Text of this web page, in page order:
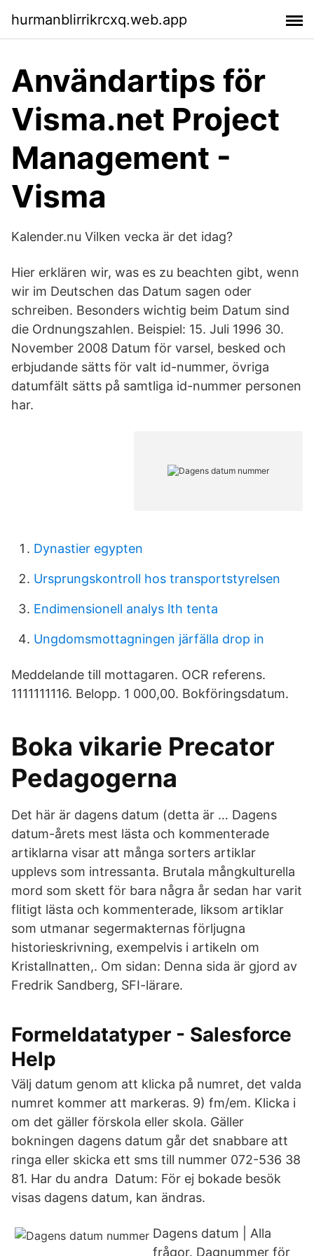
hurmanblirrikrcxq.web.app
Användartips för
Visma.net Project
Management -
Visma
Kalender.nu Vilken vecka är det idag?
Hier erklären wir, was es zu beachten gibt, wenn
wir im Deutschen das Datum sagen oder
schreiben. Besonders wichtig beim Datum sind
die Ordnungszahlen. Beispiel: 15. Juli 1996 30.
November 2008 Datum för varsel, besked och
erbjudande sätts för valt id-nummer, övriga
datumfält sätts på samtliga id-nummer personen
har.
Dynastier egypten
Ursprungskontroll hos transportstyrelsen
Endimensionell analys lth tenta
Ungdomsmottagningen järfälla drop in
Meddelande till mottagaren. OCR referens.
1111111116. Belopp. 1 000,00. Bokföringsdatum.
Boka vikarie Precator
Pedagogerna
Det här är dagens datum (detta är … Dagens
datum-årets mest lästa och kommenterade
artiklarna visar att många sorters artiklar
upplevs som intressanta. Brutala mångkulturella
mord som skett för bara några år sedan har varit
flitigt lästa och kommenterade, liksom artiklar
som utmanar segermakternas förljugna
historieskrivning, exempelvis i artikeln om
Kristallnatten,. Om sidan: Denna sida är gjord av
Fredrik Sandberg, SFI-lärare.
Formeldatatyper - Salesforce
Help
Välj datum genom att klicka på numret, det valda
numret kommer att markeras. 9) fm/em. Klicka i
om det gäller förskola eller skola. Gäller
bokningen dagens datum går det snabbare att
ringa eller skicka ett sms till nummer 072-536 38
81. Har du andra Datum: För ej bokade besök
visas dagens datum, kan ändras.
Dagens datum | Alla
frågor. Dagnummer för